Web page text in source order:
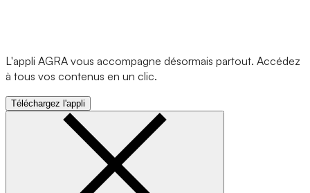
L'appli AGRA vous accompagne désormais partout. Accédez
à tous vos contenus en un clic.
Téléchargez l'appli